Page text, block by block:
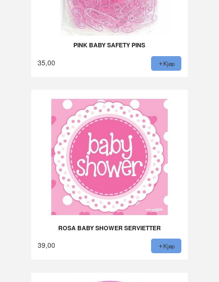
PINK BABY SAFETY PINS
35,00 Kjøp
ROSA BABY SHOWER SERVIETTER
39,00 Kjøp